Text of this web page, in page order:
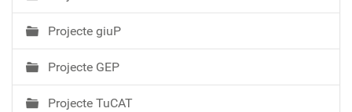
Projecte giuP
Projecte GEP
Projecte TuCAT